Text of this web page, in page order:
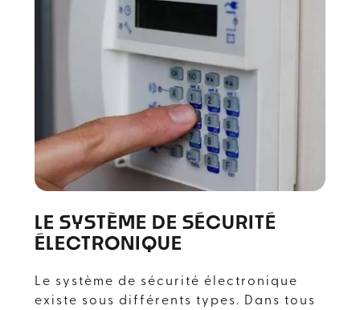
que pour une plus grande praticité,
certains professionnels comme notre
Avisys Sécurité , dans
, proposent en même temps
la vente et la pose de caméra de
surveillance.
Prenez contact dès à présent :
gratuit installation de caméra de
surveillance.
LE SYSTÈME DE SÉCURITÉ
ÉLECTRONIQUE
Le système de sécurité électronique
existe sous différents types. Dans tous